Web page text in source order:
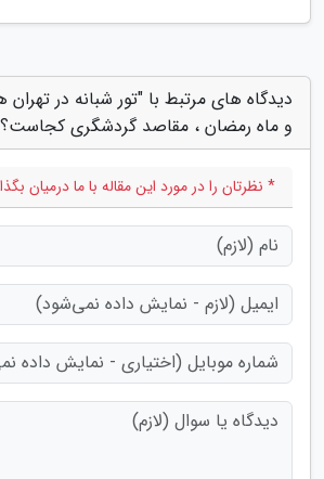
دیدگاه های مرتبط با "تور شبانه در تهران
و ماه رمضان ، مقاصد گردشگری
* نظرتان را در مورد این مقاله با ما درمیان